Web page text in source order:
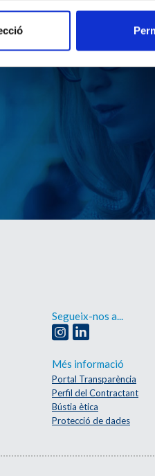
Segueix-nos a...
Més informació
Portal Transparència
Perfil del Contractant
Bústia ètica
Protecció de dades